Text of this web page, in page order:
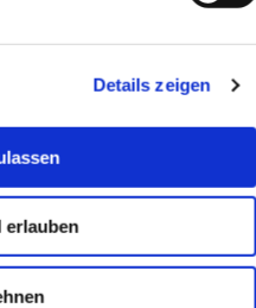
Details zeigen
erlauben
Abe no Seimei mit dem Gogyo-
im Einklang stehen.